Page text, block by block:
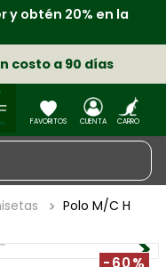
y obtén 20% en la
costo a 90 días
Polo M/C H
-60%